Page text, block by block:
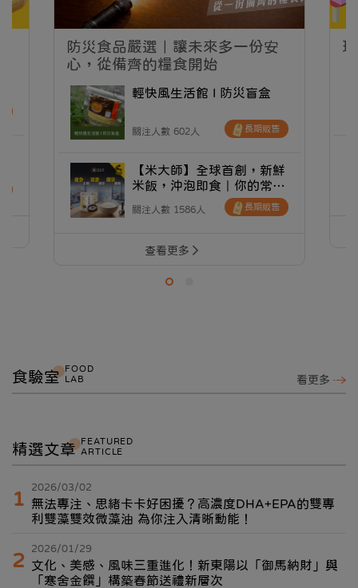
防災食品嚴選｜讓未來多一份安
心，從備齊的糧食開始
輕快風生活館 I 防災盲盒
關注人數 602人 長期販售
【米大師】全球首創，新鮮
米飯，沖泡即食｜你的常溫
關注人數 1586人 長期販售
查看更多
食驗室FOOD
LAB
看更多
精選文章FEATURED
ARTICLE
1
2026/03/02
無法專注、思緒卡卡好困擾？高濃度DHA+EPA的雙專
利雙藻雙效微藻油 為你注入清晰動能！
2
2026/01/29
文化、美感、風味三重進化！新東陽以「御馬納財」與
「寒舍金饌」構築春節送禮新層次